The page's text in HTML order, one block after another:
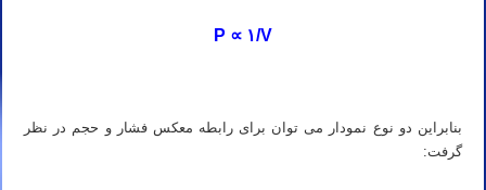
P ∝ ۱/V
بنابراین دو نوع نمودار می توان برای رابطه معکس فشار و حجم در نظر
گرفت: